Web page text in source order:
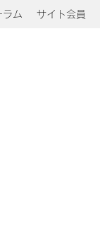
ラム サイト会員